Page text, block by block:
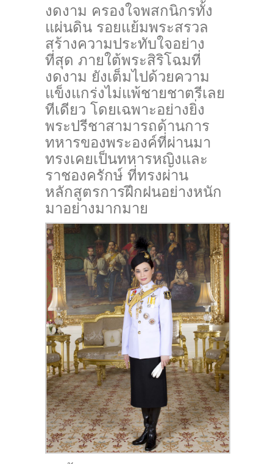
งดงาม ครองใจพสกนิกรทั้ง
แผ่นดิน รอยแย้มพระสรวล
สร้างความประทับใจอย่าง
ที่สุด ภายใต้พระสิริโฉมที่
งดงาม ยังเต็มไปด้วยความ
แข็งแกร่งไม่แพ้ชายชาตรีเลย
ทีเดียว โดยเฉพาะอย่างยิ่ง
พระปรีชาสามารถด้านการ
ทหารของพระองค์ที่ผ่านมา
ทรงเคยเป็นทหารหญิงและ
ราชองครักษ์ ที่ทรงผ่าน
หลักสูตรการฝึกฝนอย่างหนัก
มาอย่างมากมาย